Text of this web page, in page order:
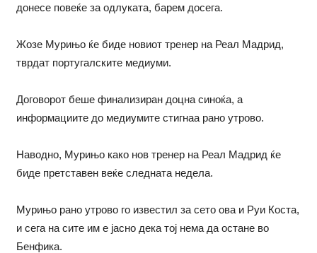
донесе повеќе за одлуката, барем досега.
Жозе Мурињо ќе биде новиот тренер на Реал Мадрид,
тврдат португалските медиуми.
Договорот беше финализиран доцна синоќа, а
информациите до медиумите стигнаа рано утрово.
Наводно, Мурињо како нов тренер на Реал Мадрид ќе
биде претставен веќе следната недела.
Мурињо рано утрово го известил за сето ова и Руи Коста,
и сега на сите им е јасно дека тој нема да остане во
Бенфика.